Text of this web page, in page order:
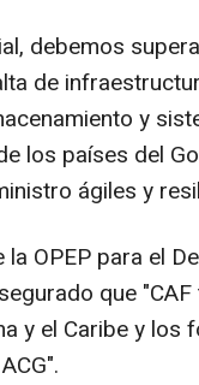
debemos
de
y
los países del
ágiles y
OPEP para el
que
y el Caribe y los